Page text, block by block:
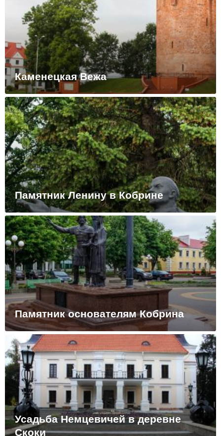
Каменецкая Вежа
Памятник Ленину в Кобрине
Памятник основателям Кобрина
Усадьба Немцевичей в деревне
Скоки